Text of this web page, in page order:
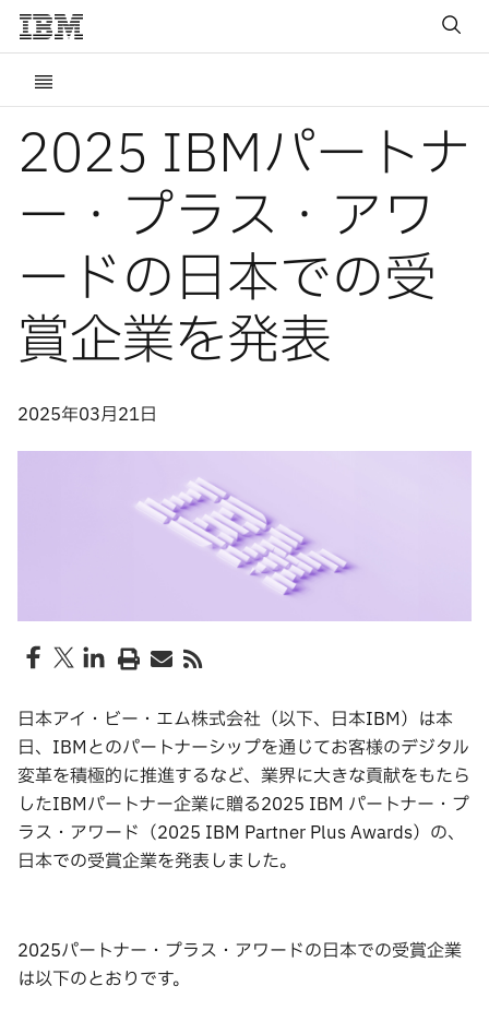
2025 IBMパートナ
ー・プラス・アワ
ードの日本での受
賞企業を発表
2025年03月21日
日本アイ・ビー・エム株式会社（以下、日本IBM）は本
日、IBMとのパートナーシップを通じてお客様のデジタル
変革を積極的に推進するなど、業界に大きな貢献をもたら
したIBMパートナー企業に贈る2025 IBM パートナー・プ
ラス・アワード（2025 IBM Partner Plus Awards）の、
日本での受賞企業を発表しました。
2025パートナー・プラス・アワードの日本での受賞企業
は以下のとおりです。